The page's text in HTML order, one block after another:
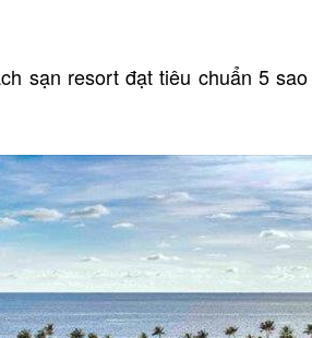
sạn resort đạt tiêu chuẩn 5